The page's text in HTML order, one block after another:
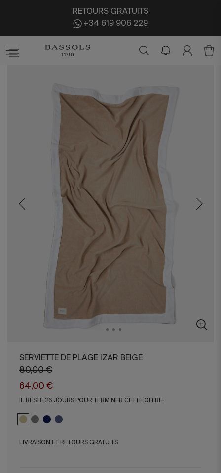
RETOURS GRATUITS
+34 619 906 229
SERVIETTE DE PLAGE IZAR BEIGE
80,00 €
64,00 €
IL RESTE 26 JOURS POUR TERMINER CETTE OFFRE.
LIVRAISON ET RETOURS GRATUITS